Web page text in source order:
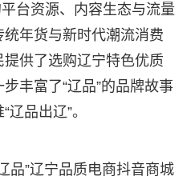
台资源、内容生态与流量
年货与新时代潮流消费
供了选购辽宁特色优质
丰富了“辽品”的品牌故事
品出辽”。
品”辽宁品质电商抖音商城